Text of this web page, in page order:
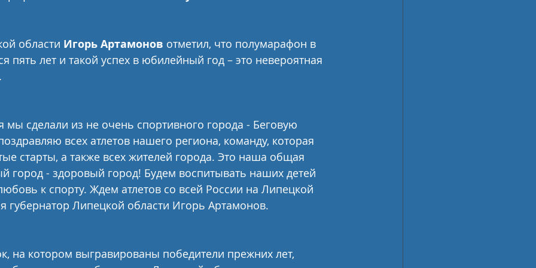
области Игорь Артамонов отметил, что полумарафон в
пять лет и такой успех в юбилейный год – это невероятная
мы сделали из не очень спортивного города - Беговую
всех атлетов нашего региона, команду, которая
старты, а также всех жителей города. Это наша общая
город - здоровый город! Будем воспитывать наших детей
к спорту. Ждем атлетов со всей России на Липецкой
губернатор Липецкой области Игорь Артамонов.
на котором выгравированы победители прежних лет,